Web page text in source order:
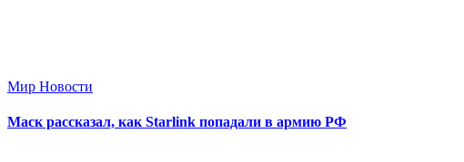
Мир Новости
Маск рассказал, как Starlink попадали в армию РФ